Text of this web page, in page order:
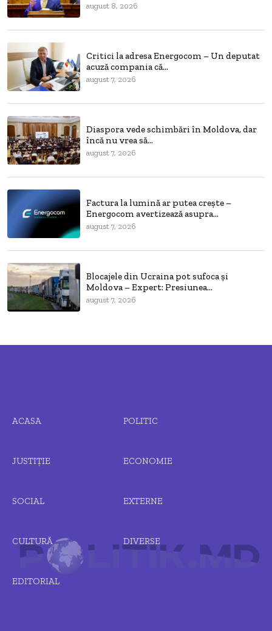
august 8, 2026
Critici la adresa Energocom – Un deputat
acuză compania că...
august 7, 2026
Diaspora vede schimbări în Moldova, dar
încă nu vrea să...
august 7, 2026
Factura la lumină ar putea crește –
Energocom avertizează asupra...
august 7, 2026
Blocajele din Ucraina pot sufoca și
Moldova – Expert: Presiunea...
august 7, 2026
ACASA POLITIC
JUSTIȚIE ECONOMIE
SOCIAL EXTERNE
CULTURĂ DIVERSE
EDITORIAL